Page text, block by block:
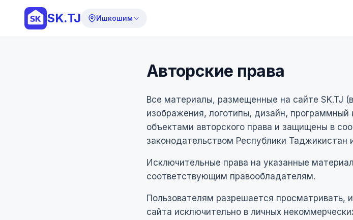
SK.TJ Ишкошим
Авторские права
Все материалы, размещенные на сайте SK.TJ
изображения, логотипы, дизайн,
объектами авторского права и защищены в
законодательством Республики
Исключительные права на указанные
соответствующим правообладателям.
Пользователям разрешается просматривать,
сайта исключительно в личных